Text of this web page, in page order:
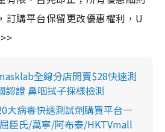
訂購平台保留更改優惠權利，U
全線分店開賣$28快速測
認證 鼻咽拭子採樣檢測
大病毒快速測試劑購買平台一
臣氏/萬寧/阿布泰/HKTVmall